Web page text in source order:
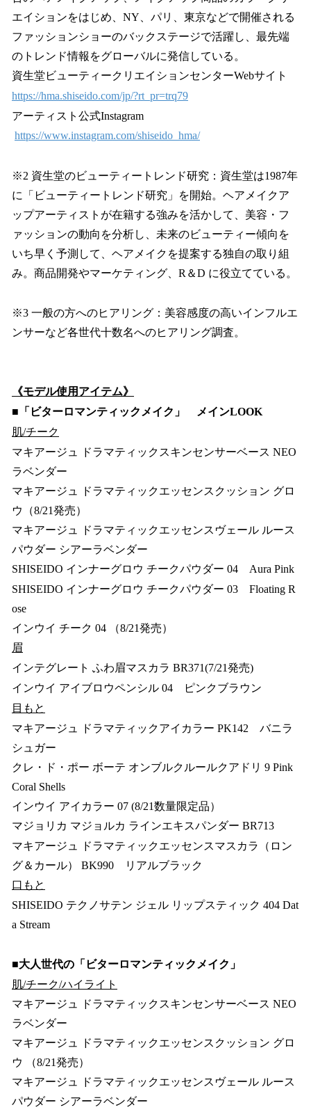
エイションをはじめ、NY、パリ、東京などで開催される
ファッションショーのバックステージで活躍し、最先端
のトレンド情報をグローバルに発信している。
資生堂ビューティークリエイションセンターWebサイト
https://hma.shiseido.com/jp/?rt_pr=trq79
アーティスト公式Instagram
https://www.instagram.com/shiseido_hma/
※2 資生堂のビューティートレンド研究：資生堂は1987年
に「ビューティートレンド研究」を開始。ヘアメイクア
ップアーティストが在籍する強みを活かして、美容・フ
ァッションの動向を分析し、未来のビューティー傾向を
いち早く予測して、ヘアメイクを提案する独自の取り組
み。商品開発やマーケティング、R＆D に役立てている。
※3 一般の方へのヒアリング：美容感度の高いインフルエ
ンサーなど各世代十数名へのヒアリング調査。
《モデル使用アイテム》
■「ビターロマンティックメイク」 メインLOOK
肌/チーク
マキアージュ ドラマティックスキンセンサーベース NEO
ラベンダー
マキアージュ ドラマティックエッセンスクッション グロ
ウ（8/21発売）
マキアージュ ドラマティックエッセンスヴェール ルース
パウダー シアーラベンダー
SHISEIDO インナーグロウ チークパウダー 04 Aura Pink
SHISEIDO インナーグロウ チークパウダー 03 Floating R
ose
インウイ チーク 04 （8/21発売）
眉
インテグレート ふわ眉マスカラ BR371(7/21発売)
インウイ アイブロウペンシル 04 ピンクブラウン
目もと
マキアージュ ドラマティックアイカラー PK142 バニラ
シュガー
クレ・ド・ポー ボーテ オンブルクルールクアドリ 9 Pink
Coral Shells
インウイ アイカラー 07 (8/21数量限定品）
マジョリカ マジョルカ ラインエキスパンダー BR713
マキアージュ ドラマティックエッセンスマスカラ（ロン
グ＆カール） BK990 リアルブラック
口もと
SHISEIDO テクノサテン ジェル リップスティック 404 Dat
a Stream
■大人世代の「ビターロマンティックメイク」
肌/チーク/ハイライト
マキアージュ ドラマティックスキンセンサーベース NEO
ラベンダー
マキアージュ ドラマティックエッセンスクッション グロ
ウ （8/21発売）
マキアージュ ドラマティックエッセンスヴェール ルース
パウダー シアーラベンダー